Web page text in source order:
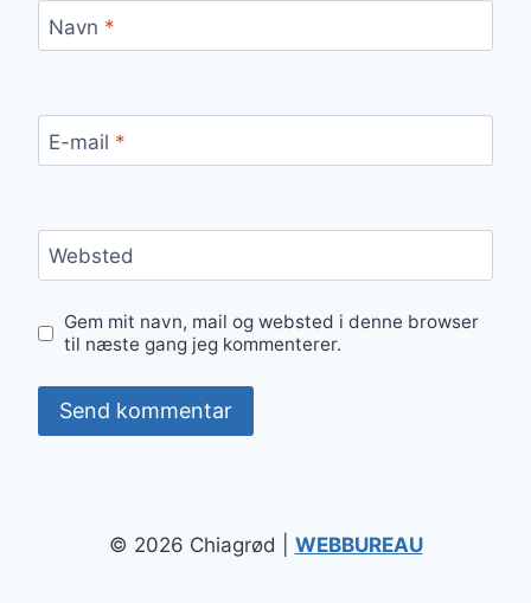
Navn *
E-mail *
Websted
Gem mit navn, mail og websted i denne browser
til næste gang jeg kommenterer.
© 2026 Chiagrød | WEBBUREAU